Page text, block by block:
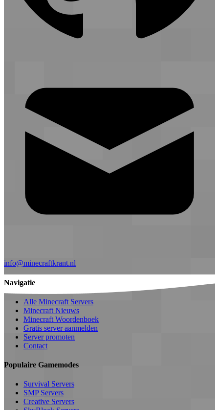
info@minecraftkrant.nl
Navigatie
Alle Minecraft Servers
Minecraft Nieuws
Minecraft Woordenboek
Gratis server aanmelden
Server promoten
Contact
Populaire Gamemodes
Survival Servers
SMP Servers
Creative Servers